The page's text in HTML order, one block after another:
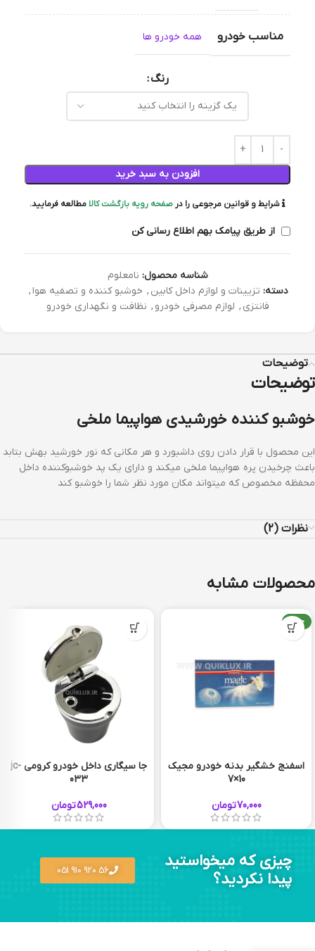
مناسب خودرو همه خودرو ها
رنگ
افزودن به سبد خرید
شرایط و قوانین مرجوعی را در صفحه رویه بازگشت کالامطالعه فرمایید.
از طریق پیامک بهم اطلاع رسانی کن
شناسه محصول: نامعلوم
دسته: تزیینات و لوازم داخل کابین , خوشبو کننده و تصفیه هوا ,
فانتزی , لوازم مصرفی خودرو , نظافت و نگهداری خودرو
توضیحات
توضیحات
خوشبو کننده خورشیدی هواپیما ملخی
این محصول با قرار دادن روی داشبورد و هر مکانی که نور خورشید بهش بتابد
باعث چرخیدن پره هواپیما ملخی میکند و دارای یک پد خوشبوکننده داخل
محفظه مخصوص که میتواند مکان مورد نظر شما را خوشبو کند
نظرات (2)
محصولات مشابه
جدید
اسفنج خشگیر بدنه خودرو مجیک
10×7
70,000تومان
جا سیگاری داخل خودرو کرومی jc-
033
529,000تومان
چیزی که میخواستید
پیدا نکردید؟
56 920 910 051